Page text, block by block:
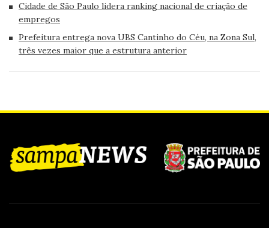
Cidade de São Paulo lidera ranking nacional de criação de
empregos
Prefeitura entrega nova UBS Cantinho do Céu, na Zona Sul,
três vezes maior que a estrutura anterior